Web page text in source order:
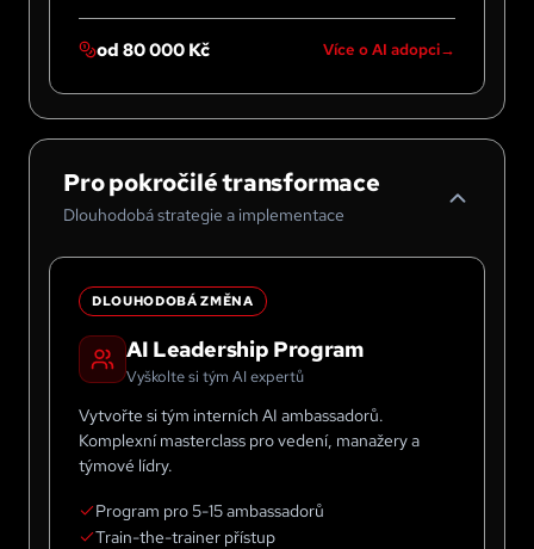
od 80 000 Kč Více o AI adopci
Pro pokročilé transformace
Dlouhodobá strategie a implementace
DLOUHODOBÁ ZMĚNA
AI Leadership Program
Vyškolte si tým AI expertů
Vytvořte si tým interních AI ambassadorů.
Komplexní masterclass pro vedení, manažery a
týmové lídry.
Program pro 5-15 ambassadorů
Train-the-trainer přístup